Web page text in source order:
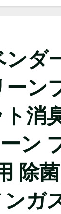
ン
ー
消
ン
除
ガ